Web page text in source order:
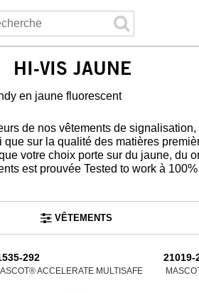
HI-VIS JAUNE
en jaune fluorescent
de nos vêtements de
sur la qualité des matières
votre choix porte sur du jaune, du
est prouvée Tested to work à 100%
VÊTEMENTS
292
ACCELERATE MULTISAFE
21019-